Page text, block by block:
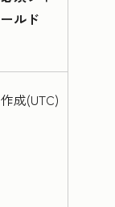
ールド
作成(UTC)